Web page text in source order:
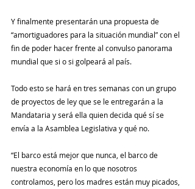
Y finalmente presentarán una propuesta de
“amortiguadores para la situación mundial” con el
fin de poder hacer frente al convulso panorama
mundial que si o si golpeará al país.
Todo esto se hará en tres semanas con un grupo
de proyectos de ley que se le entregarán a la
Mandataria y será ella quien decida qué sí se
envía a la Asamblea Legislativa y qué no.
“El barco está mejor que nunca, el barco de
nuestra economía en lo que nosotros
controlamos, pero los madres están muy picados,